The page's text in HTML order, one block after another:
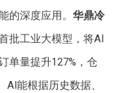
的深度应用。华鼎冷
批工业大模型，将AI
单量提升127%，仓
能根据历史数据、